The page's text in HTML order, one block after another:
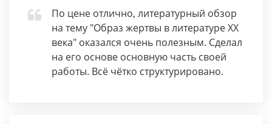
По цене отлично, литературный обзор
на тему "Образ жертвы в литературе XX
века" оказался очень полезным. Сделал
на его основе основную часть своей
работы. Всё чётко структурировано.